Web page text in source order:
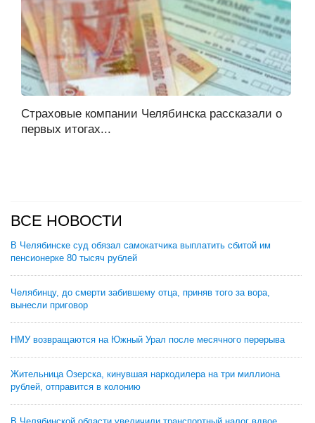
Страховые компании Челябинска рассказали о
первых итогах...
ВСЕ НОВОСТИ
В Челябинске суд обязал самокатчика выплатить сбитой им
пенсионерке 80 тысяч рублей
Челябинцу, до смерти забившему отца, приняв того за вора,
вынесли приговор
НМУ возвращаются на Южный Урал после месячного перерыва
Жительница Озерска, кинувшая наркодилера на три миллиона
рублей, отправится в колонию